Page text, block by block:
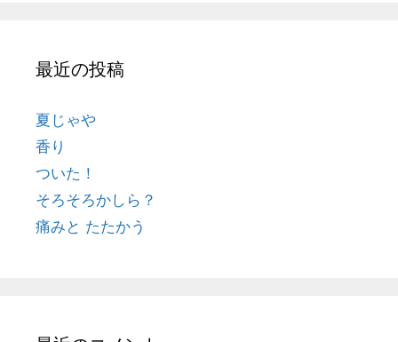
最近の投稿
夏じゃや
香り
ついた！
そろそろかしら？
痛みと たたかう